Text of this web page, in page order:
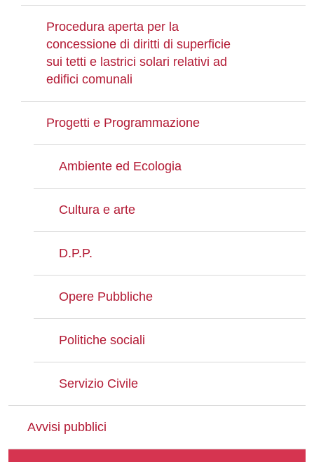
Procedura aperta per la
concessione di diritti di superficie
sui tetti e lastrici solari relativi ad
edifici comunali
Progetti e Programmazione
Ambiente ed Ecologia
Cultura e arte
D.P.P.
Opere Pubbliche
Politiche sociali
Servizio Civile
Avvisi pubblici